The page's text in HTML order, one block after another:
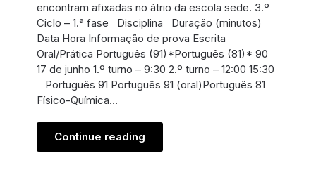
encontram afixadas no átrio da escola sede. 3.º
Ciclo – 1.ª fase Disciplina Duração (minutos)
Data Hora Informação de prova Escrita
Oral/Prática Português (91)*Português (81)* 90
17 de junho 1.º turno – 9:30 2.º turno – 12:00 15:30
Português 91 Português 91 (oral)Português 81
Físico-Química…
Continue reading